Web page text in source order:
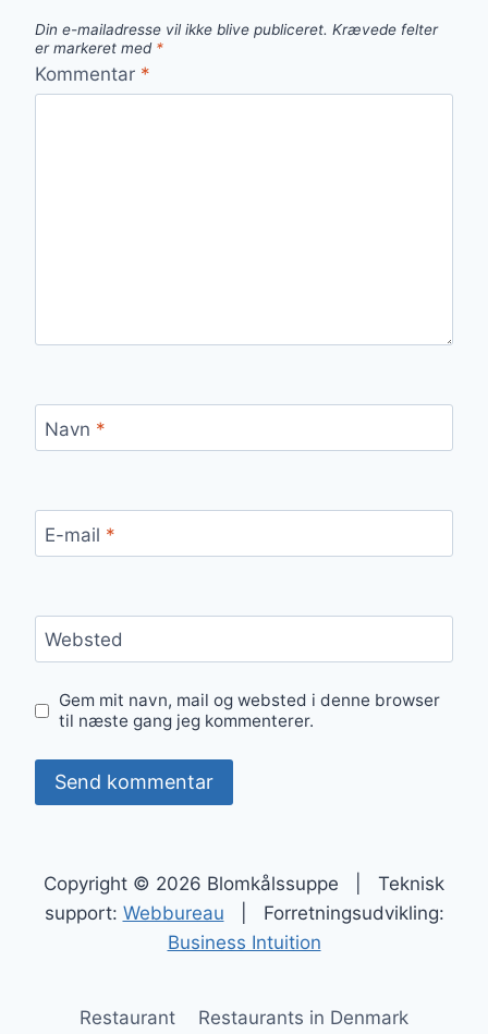
Din e-mailadresse vil ikke blive publiceret. Krævede felter
er markeret med *
Kommentar *
Navn *
E-mail *
Websted
Gem mit navn, mail og websted i denne browser
til næste gang jeg kommenterer.
Copyright © 2026 Blomkålssuppe | Teknisk
support: Webbureau | Forretningsudvikling:
Business Intuition
Restaurant Restaurants in Denmark